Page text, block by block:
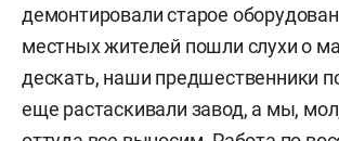
демонтировали старое
местных жителей пошли слухи о
дескать, наши предшественники
еще растаскивали завод, а мы,